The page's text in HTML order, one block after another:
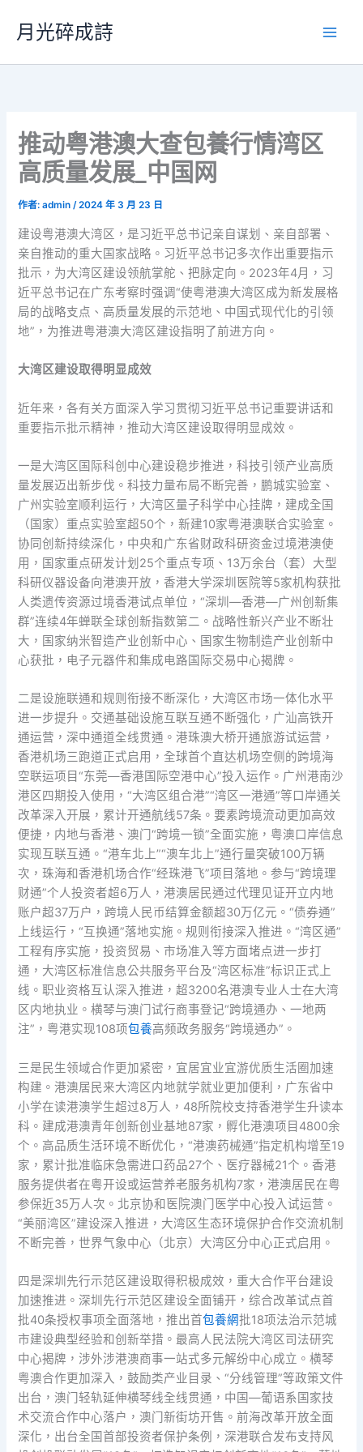
要
月光碎成詩
推动粤港澳大查包養行情湾区
高质量发展_中国网
作者:admin/2024 年 3 月 23 日
建设粤港澳大湾区，是习近平总书记亲自谋划、亲自部署、
亲自推动的重大国家战略。习近平总书记多次作出重要指示
批示，为大湾区建设领航掌舵、把脉定向。2023年4月，习
近平总书记在广东考察时强调“使粤港澳大湾区成为新发展格
局的战略支点、高质量发展的示范地、中国式现代化的引领
地”，为推进粤港澳大湾区建设指明了前进方向。
大湾区建设取得明显成效
近年来，各有关方面深入学习贯彻习近平总书记重要讲话和
重要指示批示精神，推动大湾区建设取得明显成效。
一是大湾区国际科创中心建设稳步推进，科技引领产业高质
量发展迈出新步伐。科技力量布局不断完善，鹏城实验室、
广州实验室顺利运行，大湾区量子科学中心挂牌，建成全国
（国家）重点实验室超50个，新建10家粤港澳联合实验室。
协同创新持续深化，中央和广东省财政科研资金过境港澳使
用，国家重点研发计划25个重点专项、13万余台（套）大型
科研仪器设备向港澳开放，香港大学深圳医院等5家机构获批
人类遗传资源过境香港试点单位，“深圳—香港—广州创新集
群”连续4年蝉联全球创新指数第二。战略性新兴产业不断壮
大，国家纳米智造产业创新中心、国家生物制造产业创新中
心获批，电子元器件和集成电路国际交易中心揭牌。
二是设施联通和规则衔接不断深化，大湾区市场一体化水平
进一步提升。交通基础设施互联互通不断强化，广汕高铁开
通运营，深中通道全线贯通。港珠澳大桥开通旅游试运营，
香港机场三跑道正式启用，全球首个直达机场空侧的跨境海
空联运项目“东莞—香港国际空港中心”投入运作。广州港南沙
港区四期投入使用，“大湾区组合港”“湾区一港通”等口岸通关
改革深入开展，累计开通航线57条。要素跨境流动更加高效
便捷，内地与香港、澳门“跨境一锁”全面实施，粤澳口岸信息
实现互联互通。“港车北上”“澳车北上”通行量突破100万辆
次，珠海和香港机场合作“经珠港飞”项目落地。参与“跨境理
财通”个人投资者超6万人，港澳居民通过代理见证开立内地
账户超37万户，跨境人民币结算金额超30万亿元。“债券通”
上线运行，“互换通”落地实施。规则衔接深入推进。“湾区通”
工程有序实施，投资贸易、市场准入等方面堵点进一步打
通，大湾区标准信息公共服务平台及“湾区标准”标识正式上
线。职业资格互认深入推进，超3200名港澳专业人士在大湾
区内地执业。横琴与澳门试行商事登记“跨境通办、一地两
注”，粤港实现108项包養高频政务服务“跨境通办”。
三是民生领域合作更加紧密，宜居宜业宜游优质生活圈加速
构建。港澳居民来大湾区内地就学就业更加便利，广东省中
小学在读港澳学生超过8万人，48所院校支持香港学生升读本
科。建成港澳青年创新创业基地87家，孵化港澳项目4800余
个。高品质生活环境不断优化，“港澳药械通”指定机构增至19
家，累计批准临床急需进口药品27个、医疗器械21个。香港
服务提供者在粤开设或运营养老服务机构7家，港澳居民在粤
参保近35万人次。北京协和医院澳门医学中心投入试运营。
“美丽湾区”建设深入推进，大湾区生态环境保护合作交流机制
不断完善，世界气象中心（北京）大湾区分中心正式启用。
四是深圳先行示范区建设取得积极成效，重大合作平台建设
加速推进。深圳先行示范区建设全面铺开，综合改革试点首
批40条授权事项全面落地，推出首包養網批18项法治示范城
市建设典型经验和创新举措。最高人民法院大湾区司法研究
中心揭牌，涉外涉港澳商事一站式多元解纷中心成立。横琴
粤澳合作更加深入，鼓励类产业目录、“分线管理”等政策文件
出台，澳门轻轨延伸横琴线全线贯通，中国—葡语系国家技
术交流合作中心落户，澳门新街坊开售。前海改革开放全面
深化，出台全国首部投资者保护条例，深港联合发布支持风